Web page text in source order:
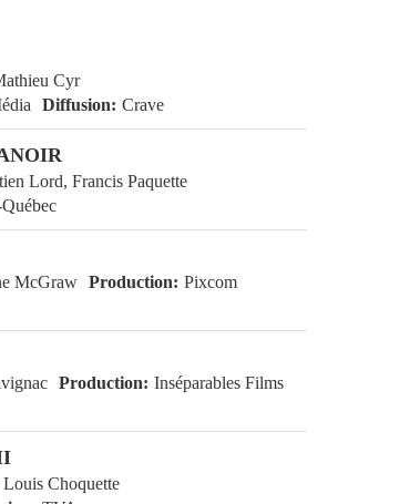
Mathieu Cyr
Média
Lord, Francis Paquette